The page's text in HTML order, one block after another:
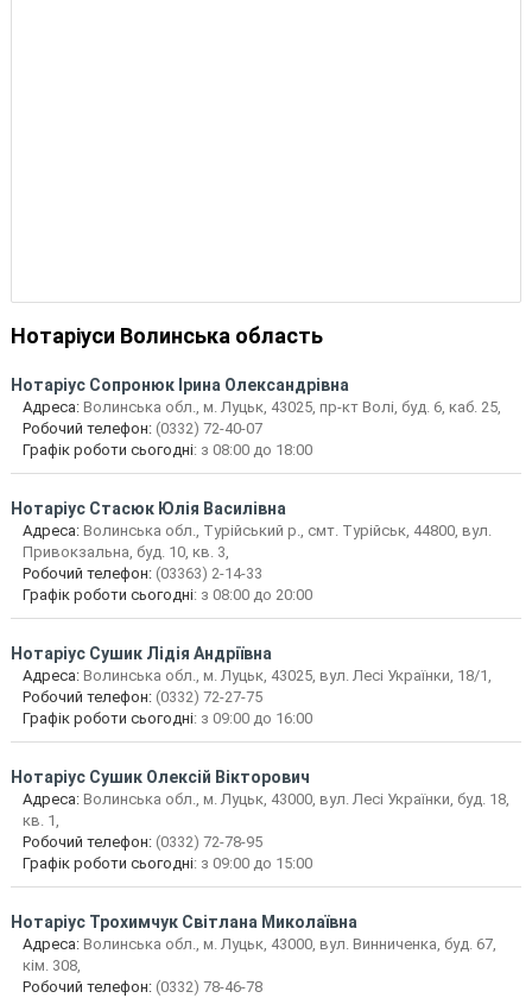
Нотаріуси Волинська область
Нотаріус Сопронюк Ірина Олександрівна
Адреса:Волинська обл., м. Луцьк, 43025, пр-кт Волі, буд. 6, каб. 25,
Робочий телефон:(0332) 72-40-07
Графік роботи сьогодні: з 08:00 до 18:00
Нотаріус Стасюк Юлія Василівна
Адреса:Волинська обл., Турійський р., смт. Турійськ, 44800, вул.
Привокзальна, буд. 10, кв. 3,
Робочий телефон:(03363) 2-14-33
Графік роботи сьогодні: з 08:00 до 20:00
Нотаріус Сушик Лідія Андріївна
Адреса:Волинська обл., м. Луцьк, 43025, вул. Лесі Українки, 18/1,
Робочий телефон:(0332) 72-27-75
Графік роботи сьогодні: з 09:00 до 16:00
Нотаріус Сушик Олексій Вікторович
Адреса:Волинська обл., м. Луцьк, 43000, вул. Лесі Українки, буд. 18,
кв. 1,
Робочий телефон:(0332) 72-78-95
Графік роботи сьогодні: з 09:00 до 15:00
Нотаріус Трохимчук Світлана Миколаївна
Адреса:Волинська обл., м. Луцьк, 43000, вул. Винниченка, буд. 67,
кім. 308,
Робочий телефон:(0332) 78-46-78